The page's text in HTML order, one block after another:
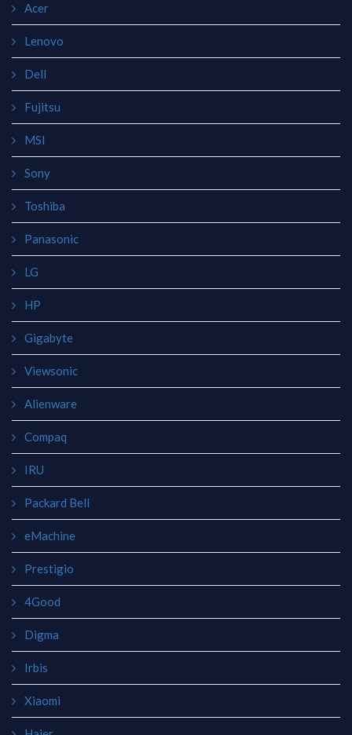
Acer
Lenovo
Dell
Fujitsu
MSI
Sony
Toshiba
Panasonic
LG
HP
Gigabyte
Viewsonic
Alienware
Compaq
IRU
Packard Bell
eMachine
Prestigio
4Good
Digma
Irbis
Xiaomi